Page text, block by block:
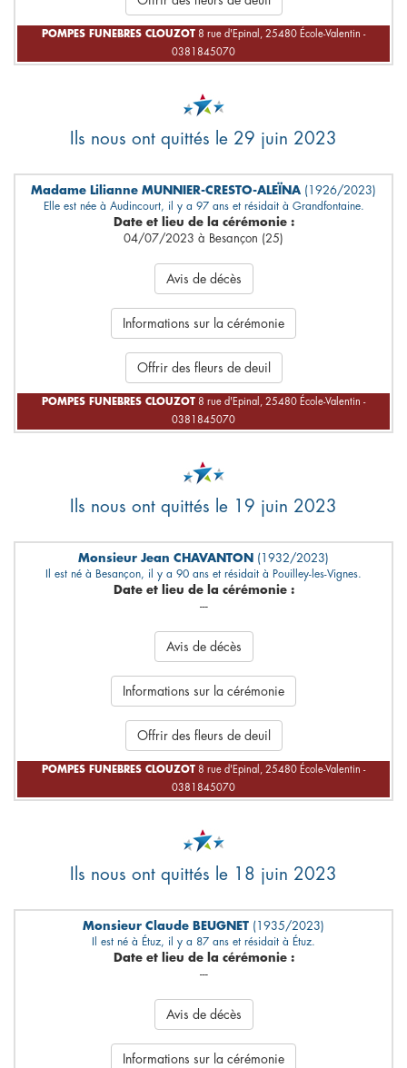
POMPES FUNEBRES CLOUZOT 8 rue d'Epinal, 25480 École-Valentin -
0381845070
Ils nous ont quittés le 29 juin 2023
Madame Lilianne MUNNIER-CRESTO-ALEÏNA (1926/2023)
Elle est née à Audincourt, il y a 97 ans et résidait à Grandfontaine.
Date et lieu de la cérémonie :
04/07/2023 à Besançon (25)
Avis de décès
Informations sur la cérémonie
Offrir des fleurs de deuil
POMPES FUNEBRES CLOUZOT 8 rue d'Epinal, 25480 École-Valentin -
0381845070
Ils nous ont quittés le 19 juin 2023
Monsieur Jean CHAVANTON (1932/2023)
Il est né à Besançon, il y a 90 ans et résidait à Pouilley-les-Vignes.
Date et lieu de la cérémonie :
---
Avis de décès
Informations sur la cérémonie
Offrir des fleurs de deuil
POMPES FUNEBRES CLOUZOT 8 rue d'Epinal, 25480 École-Valentin -
0381845070
Ils nous ont quittés le 18 juin 2023
Monsieur Claude BEUGNET (1935/2023)
Il est né à Étuz, il y a 87 ans et résidait à Étuz.
Date et lieu de la cérémonie :
---
Avis de décès
Informations sur la cérémonie